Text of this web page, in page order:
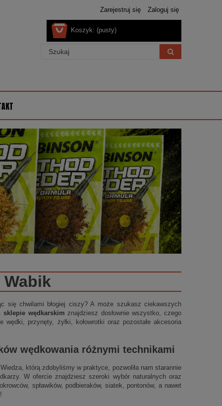
Zarejestruj się Zaloguj się
Koszyk: (pusty)
Wabik
się chwilami błogiej ciszy? A może szukasz ciekawszych
sklepie wędkarskim znajdziesz dosłownie wszystko, czego
przynęty, żyłki, kołowrotki oraz pozostałe akcesoria
wędkowania różnymi technikami
którą zdobyliśmy w praktyce, pozwoliła nam starannie
W ofercie znajdziesz szeroki wybór naturalnych oraz
spławików, podbieraków, siatek, pontonów, a nawet